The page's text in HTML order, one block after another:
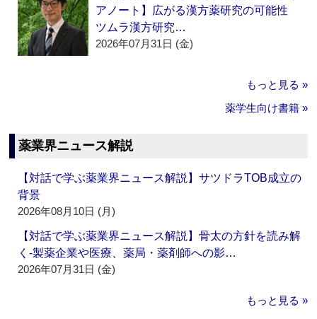
アノート】広がる漢方薬研究の可能性
ツムラ漢方研究…
2026年07月31日 (金)
もっと見る »
薬学生向け書籍 »
薬業界ニュース解説
【対話で学ぶ薬業界ニュース解説】サツドラTOB成立の
背景
2026年08月10日 (月)
【対話で学ぶ薬業界ニュース解説】骨太の方針を読み解
く‐製薬企業や医療、薬局・薬剤師への影…
2026年07月31日 (金)
もっと見る »